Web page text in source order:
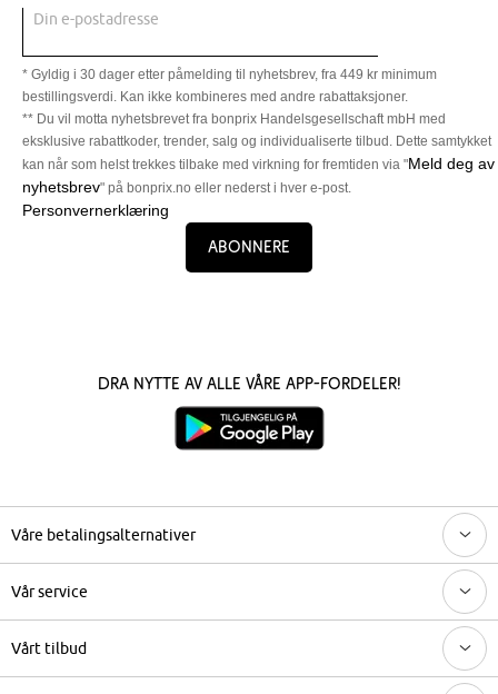
Din e-postadresse
* Gyldig i 30 dager etter påmelding til nyhetsbrev, fra 449 kr minimum
bestillingsverdi. Kan ikke kombineres med andre rabattaksjoner.
** Du vil motta nyhetsbrevet fra bonprix Handelsgesellschaft mbH med
eksklusive rabattkoder, trender, salg og individualiserte tilbud. Dette samtykket
kan når som helst trekkes tilbake med virkning for fremtiden via "Meld deg av
nyhetsbrev" på bonprix.no eller nederst i hver e-post.
Personvernerklæring
Abonnere
Dra nytte av alle våre app-fordeler!
Våre betalingsalternativer
Vår service
Vårt tilbud